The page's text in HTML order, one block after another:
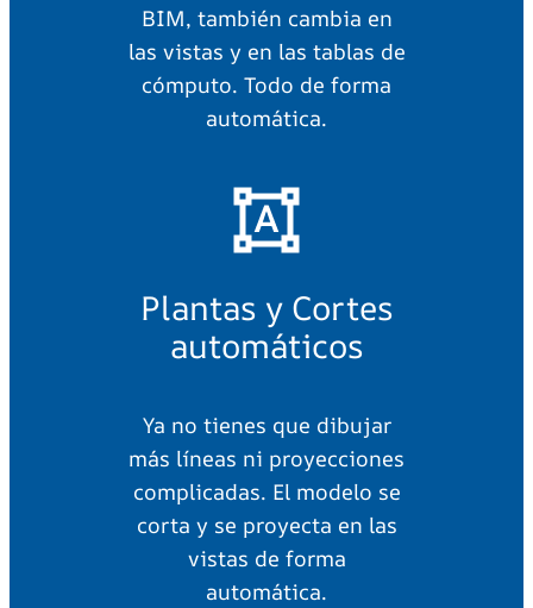
BIM, también cambia en
las vistas y en las tablas de
cómputo. Todo de forma
automática.
Plantas y Cortes
automáticos
Ya no tienes que dibujar
más líneas ni proyecciones
complicadas. El modelo se
corta y se proyecta en las
vistas de forma
automática.